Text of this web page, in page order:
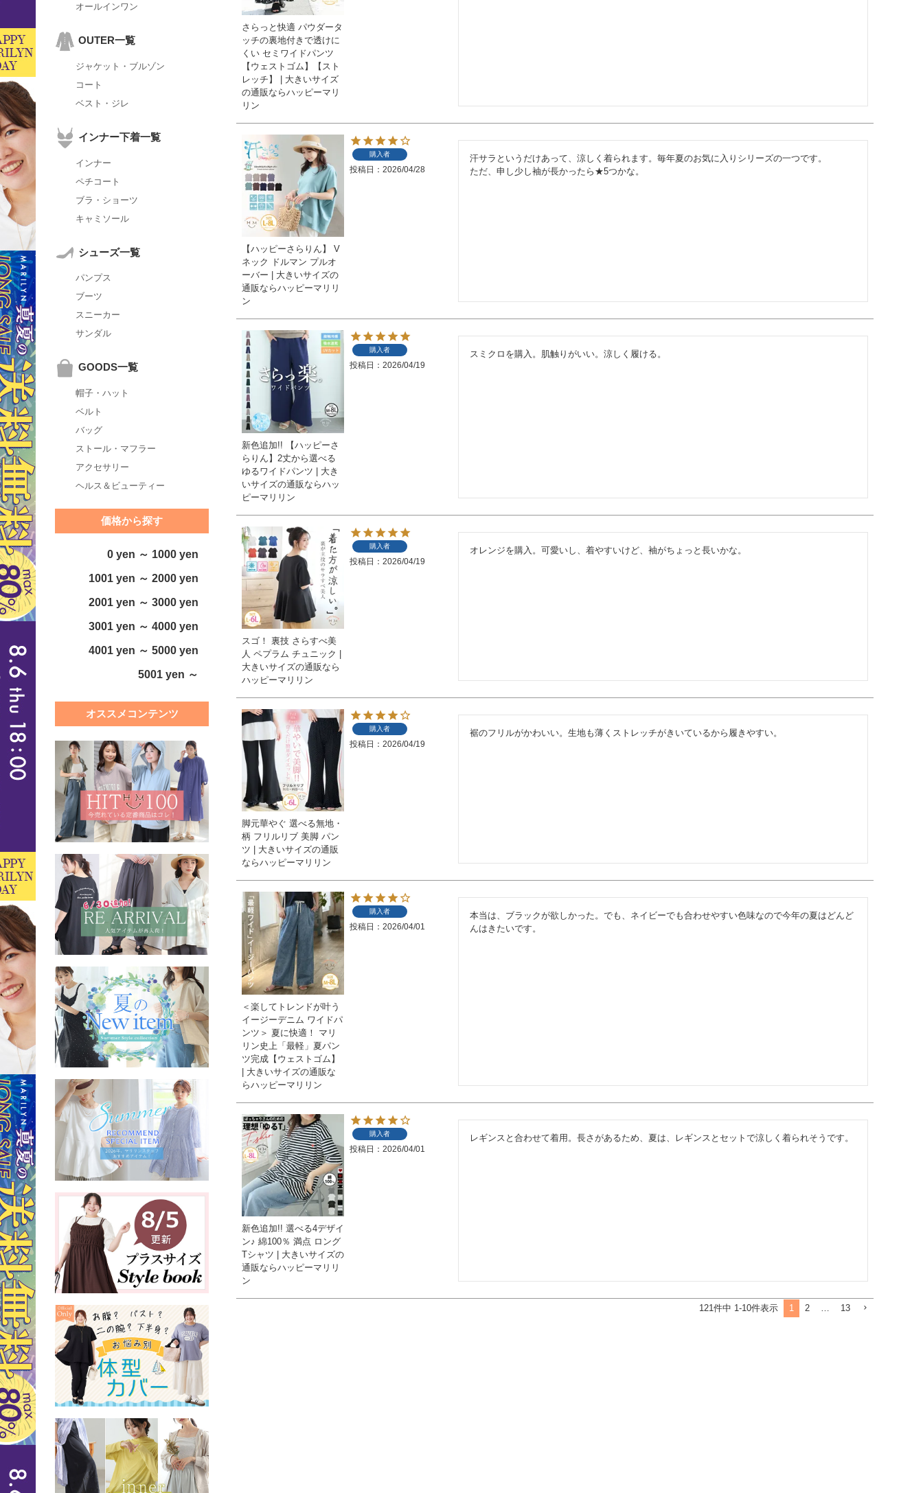
オールインワン
OUTER一覧
ジャケット・ブルゾン
コート
ベスト・ジレ
インナー下着一覧
インナー
ペチコート
ブラ・ショーツ
キャミソール
シューズ一覧
パンプス
ブーツ
スニーカー
サンダル
GOODS一覧
帽子・ハット
ベルト
バッグ
ストール・マフラー
アクセサリー
ヘルス＆ビューティー
価格から探す
0 yen ～ 1000 yen
1001 yen ～ 2000 yen
2001 yen ～ 3000 yen
3001 yen ～ 4000 yen
4001 yen ～ 5000 yen
5001 yen ～
オススメコンテンツ
さらっと快適 パウダータ
ッチの裏地付きで透けに
くい セミワイドパンツ
【ウェストゴム】【スト
レッチ】 | 大きいサイズ
の通販ならハッピーマリ
リン
【ハッピーさらりん】 V
ネック ドルマン プルオ
ーバー | 大きいサイズの
通販ならハッピーマリリ
ン
購入者
投稿日 2026/04/28
汗サラというだけあって、涼しく着られます。毎年夏のお気に入りシリーズの一つです。
ただ、申し少し袖が長かったら★5つかな。
新色追加!! 【ハッピーさ
らりん】2丈から選べる
ゆるワイドパンツ | 大き
いサイズの通販ならハッ
ピーマリリン
購入者
投稿日 2026/04/19
スミクロを購入。肌触りがいい。涼しく履ける。
スゴ！ 裏技 さらすべ美
人 ペプラム チュニック |
大きいサイズの通販なら
ハッピーマリリン
購入者
投稿日 2026/04/19
オレンジを購入。可愛いし、着やすいけど、袖がちょっと長いかな。
脚元華やぐ 選べる無地・
柄 フリルリブ 美脚 パン
ツ | 大きいサイズの通販
ならハッピーマリリン
購入者
投稿日 2026/04/19
裾のフリルがかわいい。生地も薄くストレッチがきいているから履きやすい。
＜楽してトレンドが叶う
イージーデニム ワイドパ
ンツ＞ 夏に快適！ マリ
リン史上「最軽」夏パン
ツ完成【ウェストゴム】
| 大きいサイズの通販な
らハッピーマリリン
購入者
投稿日 2026/04/01
本当は、ブラックが欲しかった。でも、ネイビーでも合わせやすい色味なので今年の夏はどんど
んはきたいです。
新色追加!! 選べる4デザイ
ン♪ 綿100％ 満点 ロング
Tシャツ | 大きいサイズの
通販ならハッピーマリリ
ン
購入者
投稿日 2026/04/01
レギンスと合わせて着用。長さがあるため、夏は、レギンスとセットで涼しく着られそうです。
121件中 1-10件表示 1 2 13